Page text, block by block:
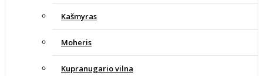
Kašmyras
Moheris
Kupranugario vilna